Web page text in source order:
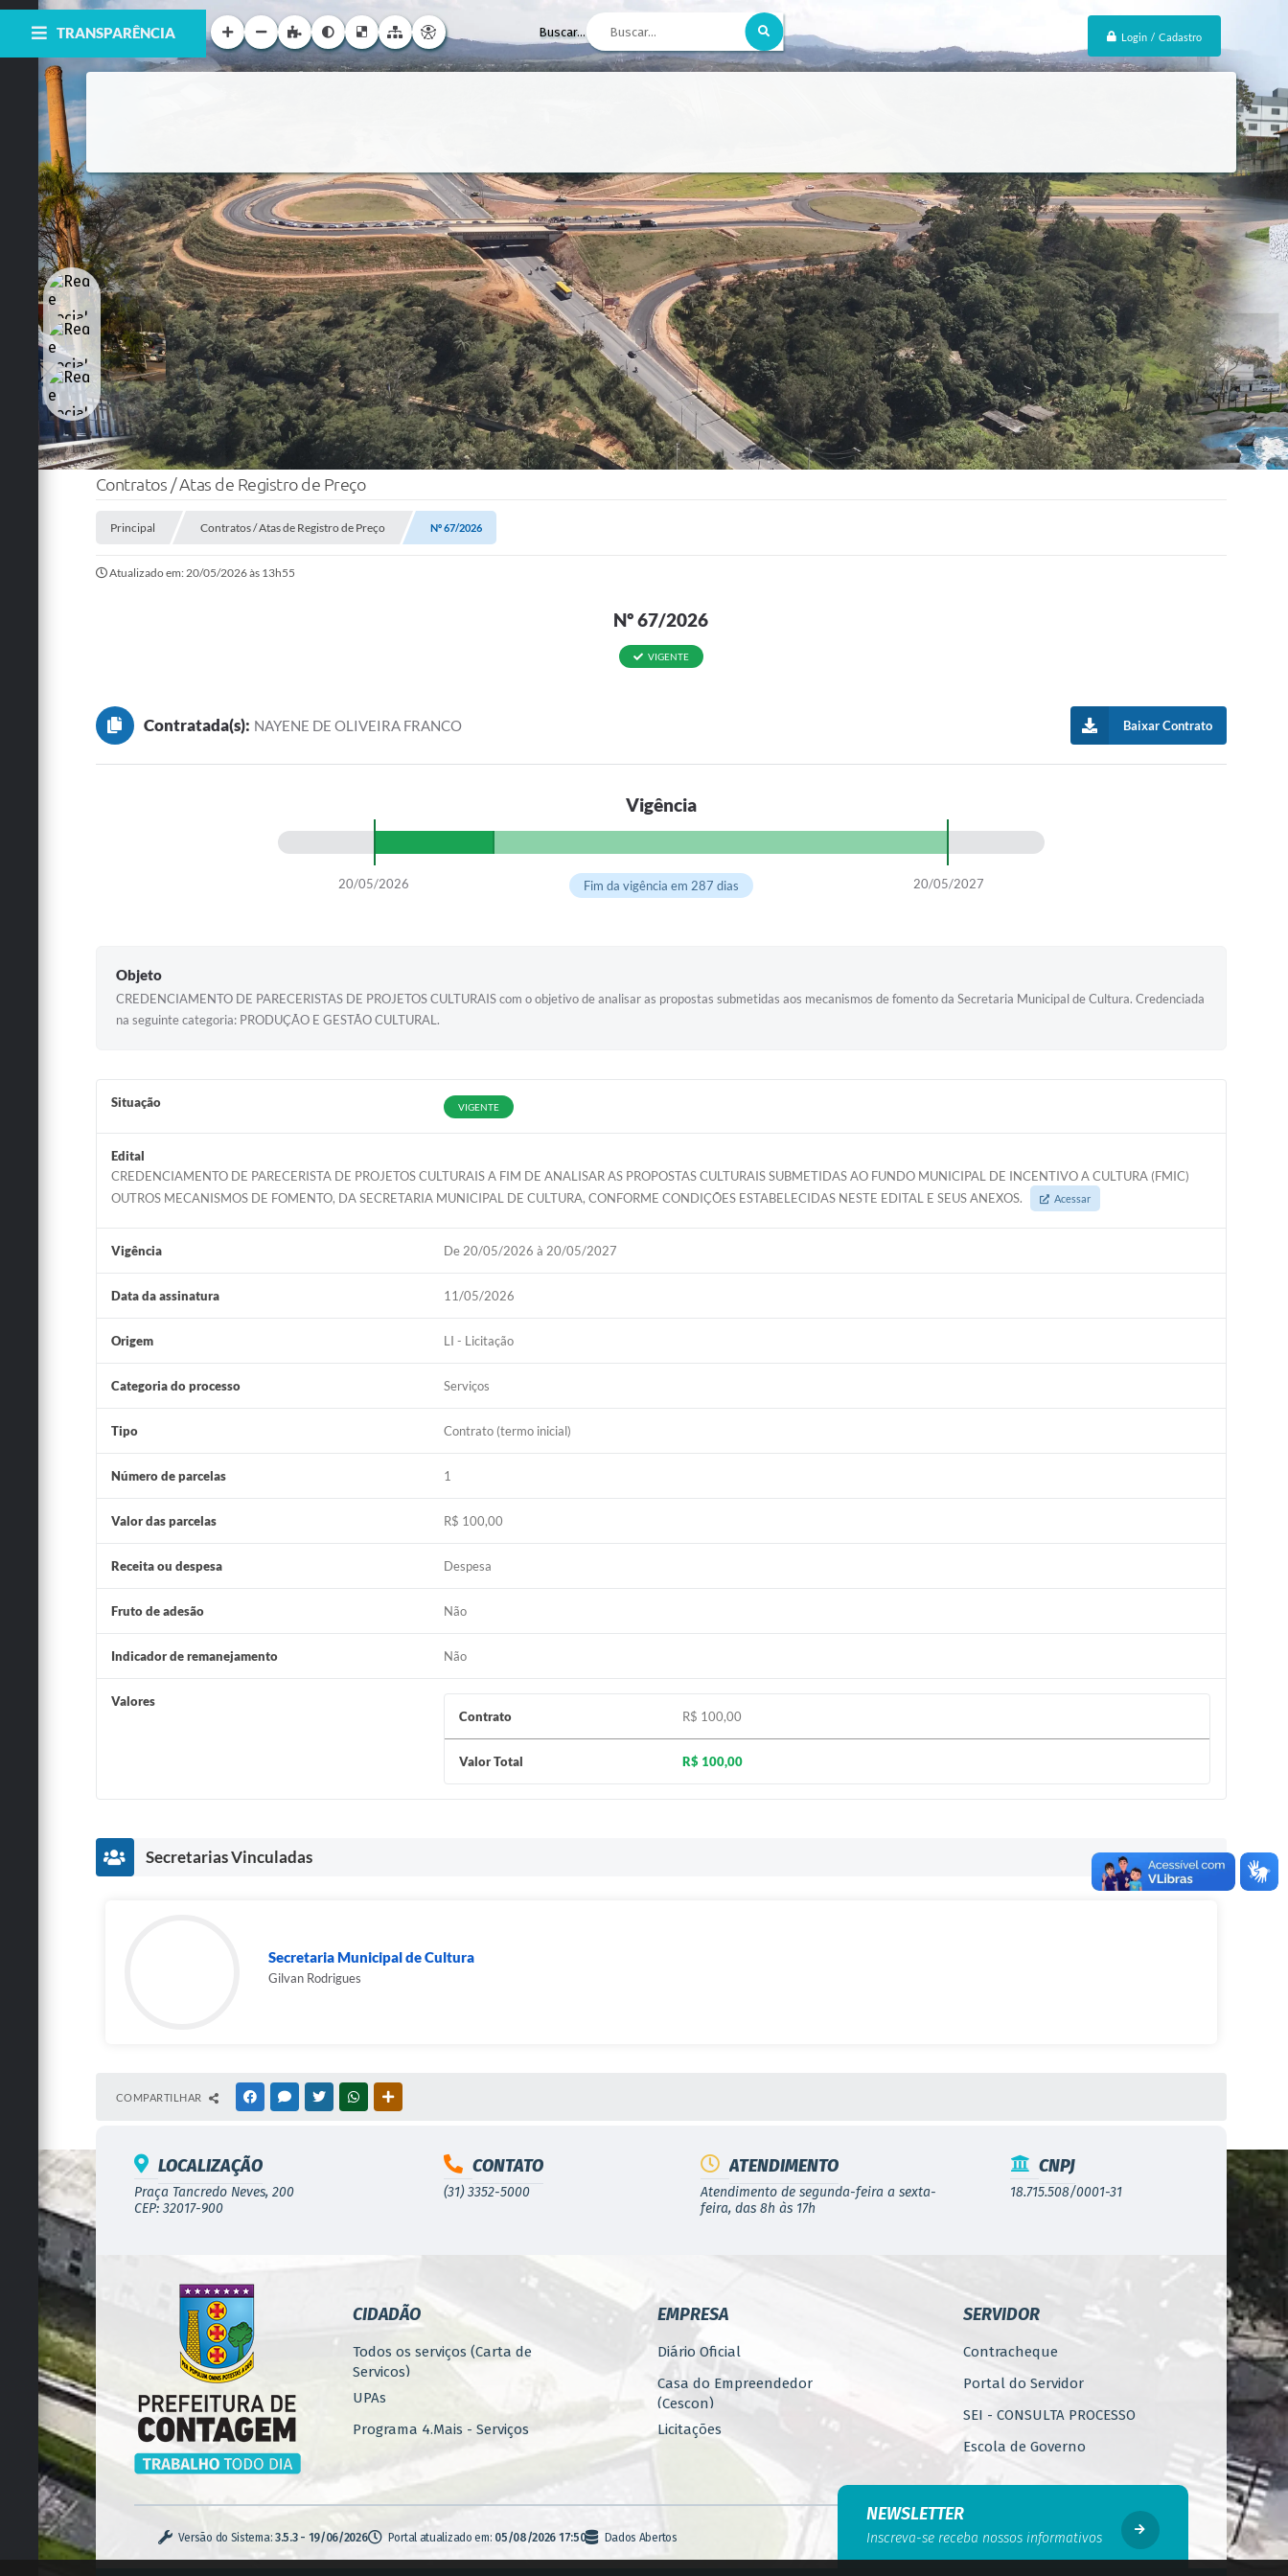
Login / Cadastro
Buscar...
TRANSPARÊNCIA
Contratos / Atas de Registro de Preço
Principal Contratos / Atas de Registro de Preço Nº 67/2026
Atualizado em: 20/05/2026 às 13h55
Nº 67/2026
VIGENTE
Contratada(s): NAYENE DE OLIVEIRA FRANCO Baixar Contrato
Vigência
20/05/2026 20/05/2027
Fim da vigência em 287 dias
Objeto
CREDENCIAMENTO DE PARECERISTAS DE PROJETOS CULTURAIS com o objetivo de analisar as propostas submetidas aos mecanismos de fomento da Secretaria Municipal de Cultura. Credenciada
na seguinte categoria: PRODUÇÃO E GESTÃO CULTURAL.
Situação VIGENTE
Edital
CREDENCIAMENTO DE PARECERISTA DE PROJETOS CULTURAIS A FIM DE ANALISAR AS PROPOSTAS CULTURAIS SUBMETIDAS AO FUNDO MUNICIPAL DE INCENTIVO A CULTURA (FMIC)
OUTROS MECANISMOS DE FOMENTO, DA SECRETARIA MUNICIPAL DE CULTURA, CONFORME CONDIÇÕES ESTABELECIDAS NESTE EDITAL E SEUS ANEXOS.
Acessar
Vigência De 20/05/2026 à 20/05/2027
Data da assinatura 11/05/2026
Origem LI - Licitação
Categoria do processo Serviços
Tipo Contrato (termo inicial)
Número de parcelas 1
Valor das parcelas R$ 100,00
Receita ou despesa Despesa
Fruto de adesão Não
Indicador de remanejamento Não
Valores
Contrato
R$ 100,00
Valor Total R$ 100,00
Secretarias Vinculadas
Secretaria Municipal de Cultura
Gilvan Rodrigues
COMPARTILHAR FACEBOOKMESSENGER
TWITTERWHATSAPP
LOCALIZAÇÃO
Praça Tancredo Neves, 200
CEP: 32017-900
CONTATO
(31) 3352-5000
ATENDIMENTO
Atendimento de segunda-feira a sexta-
feira, das 8h às 17h
CNPJ
18.715.508/0001-31
CIDADÃO
Todos os serviços (Carta de
Serviços)
UPAs
Programa 4.Mais - Serviços
Iluminação Pública
Serviços Urbanos
Zoonoses
EMPRESA
Diário Oficial
Casa do Empreendedor
(Cescon)
Licitações
e Empreendedorismo
SERVIDOR
Contracheque
Portal do Servidor
SEI - CONSULTA PROCESSO
Escola de Governo
Código de Ética do Servidor
Público
Perícia Médica
Versão do Sistema: 3.5.3 - 19/06/2026 Portal atualizado em: 05/08/2026 17:50 Dados Abertos
NEWSLETTER
Inscreva-se receba nossos informativos